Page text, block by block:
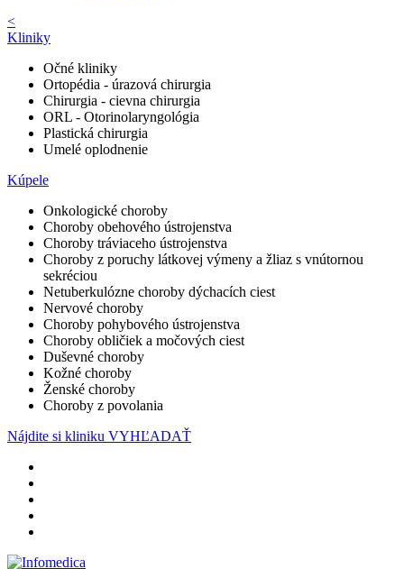
<
Kliniky
Očné kliniky
Ortopédia - úrazová chirurgia
Chirurgia - cievna chirurgia
ORL - Otorinolaryngológia
Plastická chirurgia
Umelé oplodnenie
Kúpele
Onkologické choroby
Choroby obehového ústrojenstva
Choroby tráviaceho ústrojenstva
Choroby z poruchy látkovej výmeny a žliaz s vnútornou
sekréciou
Netuberkulózne choroby dýchacích ciest
Nervové choroby
Choroby pohybového ústrojenstva
Choroby obličiek a močových ciest
Duševné choroby
Kožné choroby
Ženské choroby
Choroby z povolania
Nájdite si kliniku VYHĽADAŤ